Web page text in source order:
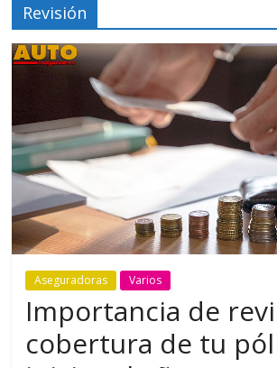
Revisión
Aseguradoras Varios
Importancia de
cobertura de tu